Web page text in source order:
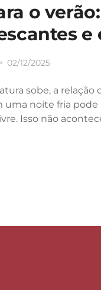
o
02/12/2025
sobe, a
noite fria pode
Isso não